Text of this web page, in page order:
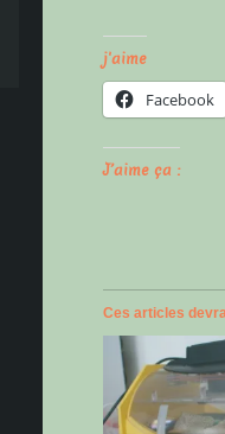
j'aime
Facebook
J’aime ça :
Ces articles